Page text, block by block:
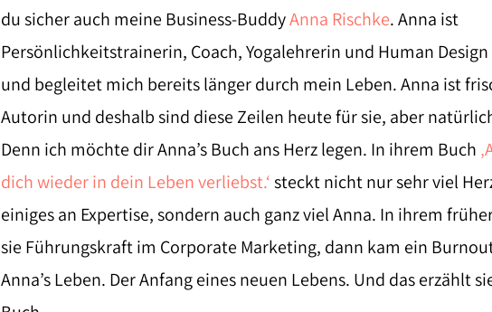
du sicher auch meine Business-BuddyAnna Rischke. Anna ist
Persönlichkeitstrainerin, Coach, Yogalehrerin und Human
und begleitet mich bereits länger durch mein Leben. Anna ist
Autorin und deshalb sind diese Zeilen heute für sie, aber
Denn ich möchte dir Anna’s Buch ans Herz legen. In ihrem Buch
dich wieder in dein Leben verliebst.‘steckt nicht nur sehr viel
einiges an Expertise, sondern auch ganz viel Anna. In ihrem
sie Führungskraft im Corporate Marketing, dann kam ein
Anna’s Leben. Der Anfang eines neuen Lebens. Und das erzählt